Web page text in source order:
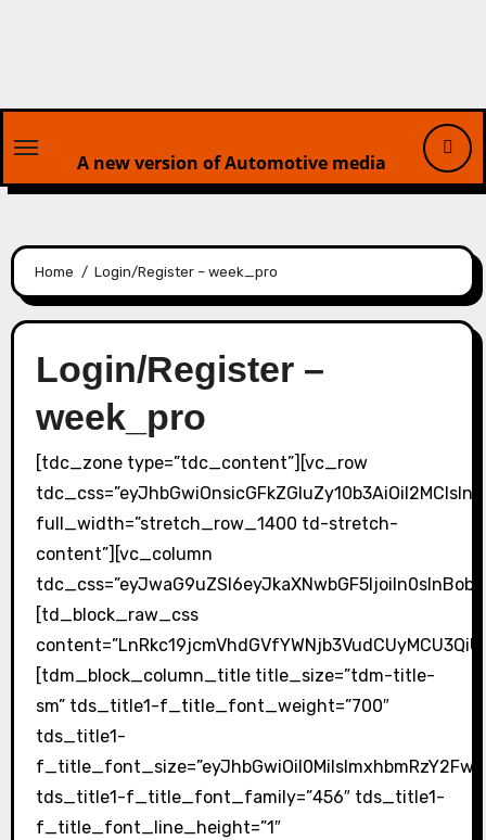
A new version of Automotive media
Home Login/Register – week_pro
Login/Register –
week_pro
[tdc_zone type=”tdc_content”][vc_row
full_width=”stretch_row_1400 td-stretch-
content”][vc_column
[td_block_raw_css
[tdm_block_column_title title_size=”tdm-title-
sm” tds_title1-f_title_font_weight=”700″
tds_title1-
tds_title1-f_title_font_family=”456″ tds_title1-
f_title_font_line_height=”1″